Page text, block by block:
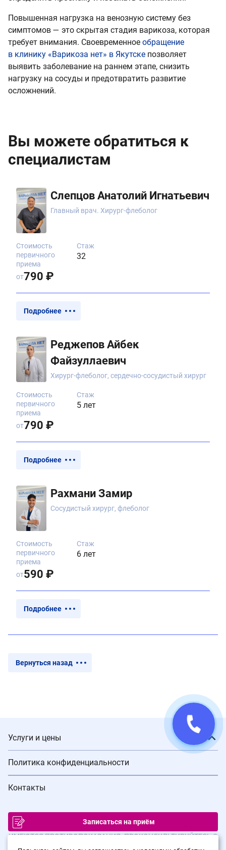
Повышенная нагрузка на венозную систему без
симптомов — это скрытая стадия варикоза, которая
требует внимания. Своевременное обращение
в клинику «Варикоза нет» в Якутске позволяет
выявить заболевание на раннем этапе, снизить
нагрузку на сосуды и предотвратить развитие
осложнений.
Вы можете обратиться к
специалистам
Слепцов Анатолий Игнатьевич
Главный врач. Хирург-флеболог
Стаж
32
Стоимость
первичного
приема
от790 ₽
Подробнее
Реджепов Айбек
Файзуллаевич
Хирург-флеболог, сердечно-сосудистый хирург
Стаж
5 лет
Стоимость
первичного
приема
от790 ₽
Подробнее
Рахмани Замир
Сосудистый хирург, флеболог
Стаж
6 лет
Стоимость
первичного
приема
от590 ₽
Подробнее
Вернуться назад
Услуги и цены
Политика конфиденциальности
Контакты
Записаться на приём
ИМЕЮТСЯ ПРОТИВОПОКАЗАНИЯ. ПРОКОНСУЛЬТИРУЙТЕСЬ С